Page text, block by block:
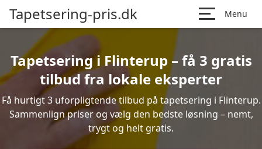
Tapetsering-pris.dk Menu
Tapetsering i Flinterup – få 3 gratis
tilbud fra lokale eksperter
Få hurtigt 3 uforpligtende tilbud på tapetsering i Flinterup.
Sammenlign priser og vælg den bedste løsning – nemt,
trygt og helt gratis.